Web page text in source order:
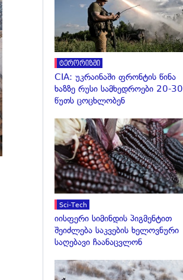
ტერორიზმი
CIA: უკრაინაში ფრონტის წინა
ხაზზე რუსი სამხედროები 20-30
წუთს ცოცხლობენ
Sci-Tech
იისფერი სიმინდის პიგმენტით
შეიძლება საკვების ხელოვნური
საღებავი ჩაანაცვლონ